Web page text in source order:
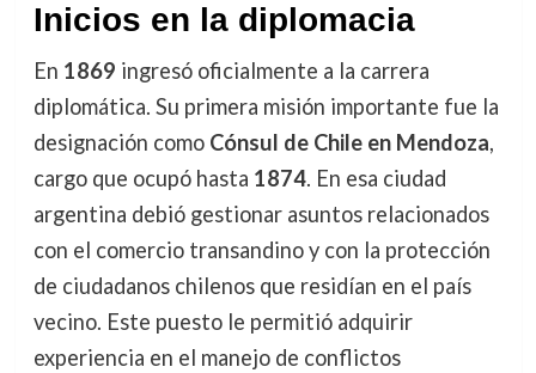
Inicios en la diplomacia
En 1869 ingresó oficialmente a la carrera
diplomática. Su primera misión importante fue la
designación como Cónsul de Chile en Mendoza,
cargo que ocupó hasta 1874. En esa ciudad
argentina debió gestionar asuntos relacionados
con el comercio transandino y con la protección
de ciudadanos chilenos que residían en el país
vecino. Este puesto le permitió adquirir
experiencia en el manejo de conflictos